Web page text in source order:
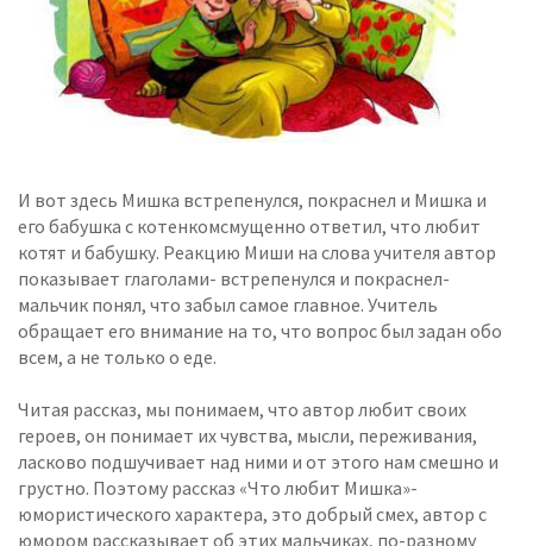
И вот здесь Мишка встрепенулся, покраснел и Мишка и
его бабушка с котенкомсмущенно ответил, что любит
котят и бабушку. Реакцию Миши на слова учителя автор
показывает глаголами- встрепенулся и покраснел-
мальчик понял, что забыл самое главное. Учитель
обращает его внимание на то, что вопрос был задан обо
всем, а не только о еде.
Читая рассказ, мы понимаем, что автор любит своих
героев, он понимает их чувства, мысли, переживания,
ласково подшучивает над ними и от этого нам смешно и
грустно. Поэтому рассказ «Что любит Мишка»-
юмористического характера, это добрый смех, автор с
юмором рассказывает об этих мальчиках, по-разному